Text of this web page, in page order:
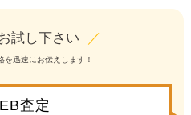
試し下さい ／
を迅速にお伝えします！
査定